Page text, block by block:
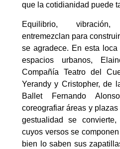
que la cotidianidad puede
Equilibrio,
entremezclan para
se agradece. En esta
espacios urbanos,
Compañía Teatro del
Yerandy y Cristopher, de
Ballet Fernando
coreografiar áreas y
gestualidad se
cuyos versos se
bien lo saben sus